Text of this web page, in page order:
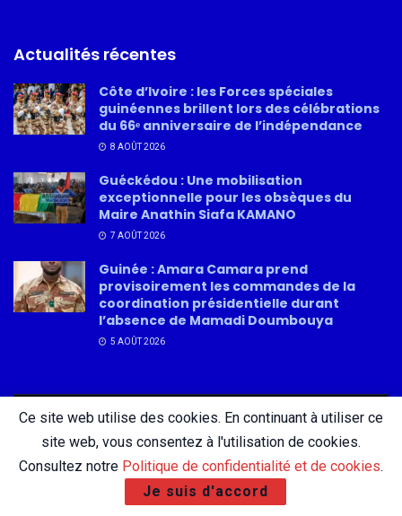
Actualités récentes
Côte d’Ivoire : les Forces spéciales
guinéennes brillent lors des célébrations
du 66ᵉ anniversaire de l’indépendance
8 AOÛT 2026
Guéckédou : Une mobilisation
exceptionnelle pour les obsèques du
Maire Anathin Siafa KAMANO
7 AOÛT 2026
Guinée : Amara Camara prend
provisoirement les commandes de la
coordination présidentielle durant
l’absence de Mamadi Doumbouya
5 AOÛT 2026
Advertise Privacy & Policy Contact
© 2026 AfricatureMedia.com - Tous droits réservés |
Ce site web utilise des cookies. En continuant à utiliser ce
site web, vous consentez à l'utilisation de cookies.
Consultez notre Politique de confidentialité et de cookies.
Je suis d'accord